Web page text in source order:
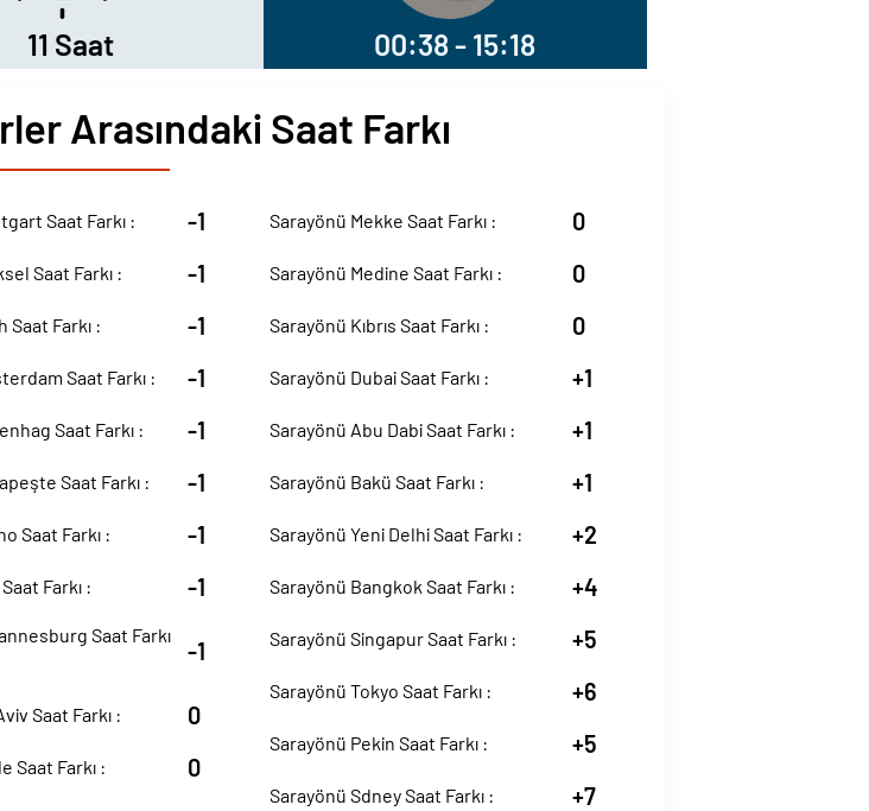
11 Saat 00:38 - 15:18
Arasındaki Saat Farkı
Saat Farkı : -1
Saat Farkı : -1
Saat Farkı : -1
Saat Farkı : -1
Saat Farkı : -1
Saat Farkı : -1
Saat Farkı : -1
Farkı : -1
Saat Farkı
-1
Saat Farkı : 0
Saat Farkı : 0
Sarayönü Mekke Saat Farkı : 0
Sarayönü Medine Saat Farkı : 0
Sarayönü Kıbrıs Saat Farkı : 0
Sarayönü Dubai Saat Farkı : +1
Sarayönü Abu Dabi Saat Farkı : +1
Sarayönü Bakü Saat Farkı : +1
Sarayönü Yeni Delhi Saat Farkı : +2
Sarayönü Bangkok Saat Farkı : +4
Sarayönü Singapur Saat Farkı : +5
Sarayönü Tokyo Saat Farkı : +6
Sarayönü Pekin Saat Farkı : +5
Sarayönü Sdney Saat Farkı : +7